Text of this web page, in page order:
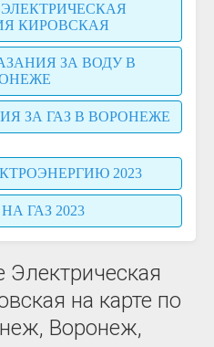
КИРОВСКАЯ
ЗА ВОДУ В
ЗА ГАЗ В ВОРОНЕЖЕ
2023
ГАЗ 2023
на карте по
Воронеж,